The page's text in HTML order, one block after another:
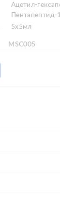
Ацетил-
Пентапептид-
5x5мл
MSC005